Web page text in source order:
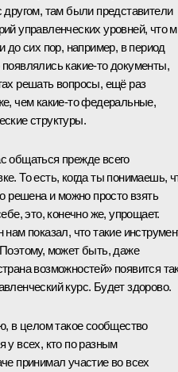
другом, там были представители
управленческих уровней, что
до сих пор, например, в период
какие-то документы,
решать вопросы, ещё раз
чем какие-то федеральные,
структуры.
общаться прежде всего
То есть, когда ты понимаешь,
решена и можно просто взять
это, конечно же, упрощает.
показал, что такие
может быть, даже
возможностей» появится
курс. Будет здорово.
в целом такое сообщество
у всех, кто по разным
принимал участие во всех